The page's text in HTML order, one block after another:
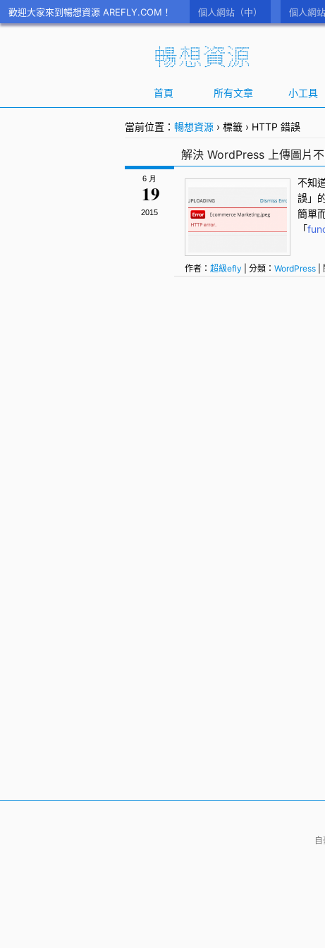
歡迎大家來到暢想資源 AREFLY.COM！ 個人網站（中） 個人網站
首頁 所有文章 小工具
當前位置： 暢想資源 › 標籤 › HTTP 錯誤
解決 WordPress 上傳圖片
6 月
19
2015
不知
誤」
簡單
「
作者： 超級efly | 分類： WordPress |